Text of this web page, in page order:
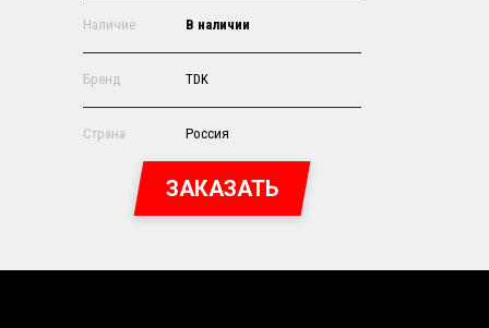
Наличие В наличии
Бренд TDK
Страна Россия
ЗАКАЗАТЬ